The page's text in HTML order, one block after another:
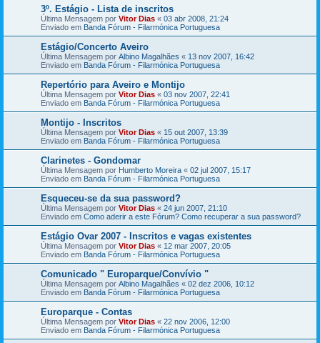
3º. Estágio - Lista de inscritos
Última Mensagem por Vitor Dias « 03 abr 2008, 21:24
Enviado em Banda Fórum - Filarmónica Portuguesa
Estágio/Concerto Aveiro
Última Mensagem por Albino Magalhães « 13 nov 2007, 16:42
Enviado em Banda Fórum - Filarmónica Portuguesa
Repertório para Aveiro e Montijo
Última Mensagem por Vitor Dias « 03 nov 2007, 22:41
Enviado em Banda Fórum - Filarmónica Portuguesa
Montijo - Inscritos
Última Mensagem por Vitor Dias « 15 out 2007, 13:39
Enviado em Banda Fórum - Filarmónica Portuguesa
Clarinetes - Gondomar
Última Mensagem por Humberto Moreira « 02 jul 2007, 15:17
Enviado em Banda Fórum - Filarmónica Portuguesa
Esqueceu-se da sua password?
Última Mensagem por Vitor Dias « 24 jun 2007, 21:10
Enviado em Como aderir a este Fórum? Como recuperar a sua password?
Estágio Ovar 2007 - Inscritos e vagas existentes
Última Mensagem por Vitor Dias « 12 mar 2007, 20:05
Enviado em Banda Fórum - Filarmónica Portuguesa
Comunicado " Europarque/Convívio "
Última Mensagem por Albino Magalhães « 02 dez 2006, 10:12
Enviado em Banda Fórum - Filarmónica Portuguesa
Europarque - Contas
Última Mensagem por Vitor Dias « 22 nov 2006, 12:00
Enviado em Banda Fórum - Filarmónica Portuguesa